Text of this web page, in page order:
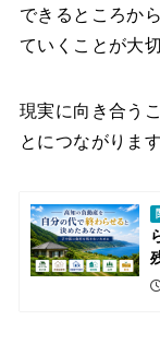
できるところか
ていくことが大切
現実に向き合う
とにつながります